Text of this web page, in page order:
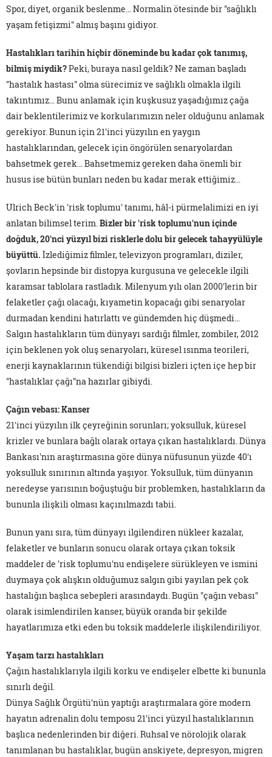
Spor, diyet, organik beslenme… Normalin ötesinde bir "sağlıklı
yaşam fetişizmi" almış başını gidiyor.
Hastalıkları tarihin hiçbir döneminde bu kadar çok tanımış,
bilmiş miydik?Peki, buraya nasıl geldik? Ne zaman başladı
"hastalık hastası" olma sürecimiz ve sağlıklı olmakla ilgili
takıntımız… Bunu anlamak için kuşkusuz yaşadığımız çağa
dair beklentilerimiz ve korkularımızın neler olduğunu anlamak
gerekiyor. Bunun için 21'inci yüzyılın en yaygın
hastalıklarından, gelecek için öngörülen senaryolardan
bahsetmek gerek… Bahsetmemiz gereken daha önemli bir
husus ise bütün bunları neden bu kadar merak ettiğimiz…
Ulrich Beck'in 'risk toplumu' tanımı, hâl-i pürmelalimizi en iyi
anlatan bilimsel terim.Bizler bir 'risk toplumu'nun içinde
doğduk, 20'nci yüzyıl bizi risklerle dolu bir gelecek tahayyülüyle
büyüttü. İzlediğimiz filmler, televizyon programları, diziler,
şovların hepsinde bir distopya kurgusuna ve gelecekle ilgili
karamsar tablolara rastladık. Milenyum yılı olan 2000'lerin bir
felaketler çağı olacağı, kıyametin kopacağı gibi senaryolar
durmadan kendini hatırlattı ve gündemden hiç düşmedi…
Salgın hastalıkların tüm dünyayı sardığı filmler, zombiler, 2012
için beklenen yok oluş senaryoları, küresel ısınma teorileri,
enerji kaynaklarının tükendiği bilgisi bizleri içten içe hep bir
"hastalıklar çağı"na hazırlar gibiydi.
Çağın vebası: Kanser
21'inci yüzyılın ilk çeyreğinin sorunları; yoksulluk, küresel
krizler ve bunlara bağlı olarak ortaya çıkan hastalıklardı. Dünya
Bankası'nın araştırmasına göre dünya nüfusunun yüzde 40'ı
yoksulluk sınırının altında yaşıyor. Yoksulluk, tüm dünyanın
neredeyse yarısının boğuştuğu bir problemken, hastalıkların da
bununla ilişkili olması kaçınılmazdı tabii.
Bunun yanı sıra, tüm dünyayı ilgilendiren nükleer kazalar,
felaketler ve bunların sonucu olarak ortaya çıkan toksik
maddeler de 'risk toplumu'nu endişelere sürükleyen ve ismini
duymaya çok alışkın olduğumuz salgın gibi yayılan pek çok
hastalığın başlıca sebepleri arasındaydı. Bugün "çağın vebası"
olarak isimlendirilen kanser, büyük oranda bir şekilde
hayatlarımıza etki eden bu toksik maddelerle ilişkilendiriliyor.
Yaşam tarzı hastalıkları
Çağın hastalıklarıyla ilgili korku ve endişeler elbette ki bununla
sınırlı değil.
Dünya Sağlık Örgütü'nün yaptığı araştırmalara göre modern
hayatın adrenalin dolu temposu 21'inci yüzyıl hastalıklarının
başlıca nedenlerinden bir diğeri. Ruhsal ve nörolojik olarak
tanımlanan bu hastalıklar, bugün anskiyete, depresyon, migren